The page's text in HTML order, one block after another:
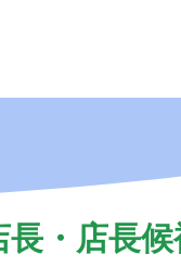
・店長